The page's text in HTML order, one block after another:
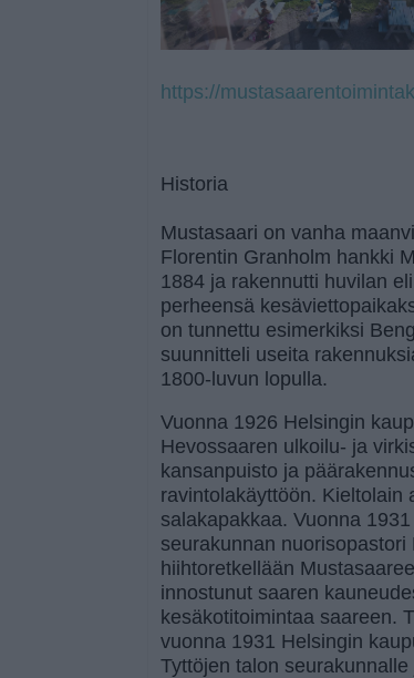
https://
Historia
Mustasaari on vanha
Florentin Granholm hankki
1884 ja rakennutti huvilan
perheensä
on tunnettu esimerkiksi
suunnitteli useita
1800-luvun lopulla.
Vuonna 1926 Helsingin
Hevossaaren ulkoilu- ja
kansanpuisto ja
ravintolakäyttöön. Kieltolain
salakapakkaa. Vuonna
seurakunnan
hiihtoretkellään
innostunut saaren
kesäkotitoimintaa saareen.
vuonna 1931 Helsingin
Tyttöjen talon